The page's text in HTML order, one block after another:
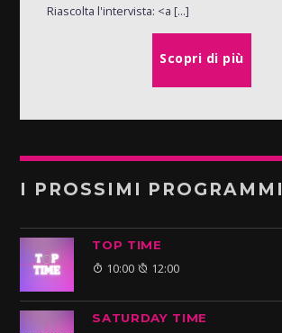
Riascolta l'intervista: <a [...]
Scopri di più
I PROSSIMI PROGRAMMI
TOP TIME
10:00 12:00
SATURDAY TIME